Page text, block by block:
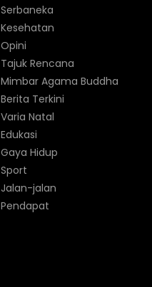
Serbaneka
Kesehatan
Opini
Tajuk Rencana
Mimbar Agama Buddha
Berita Terkini
Varia Natal
Edukasi
Gaya Hidup
Sport
Jalan-jalan
Pendapat